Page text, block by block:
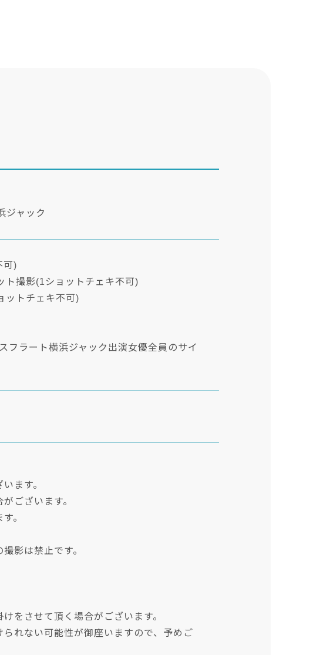
ジャック
可)
ト撮影(1ショットチェキ不可)
ットチェキ不可)
ラート横浜ジャック出演女優全員のサイ
ます。
ございます。
。
影は禁止です。
をさせて頂く場合がございます。
れない可能性が御座いますので、予めご